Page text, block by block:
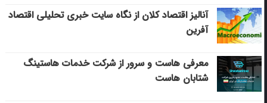
آنالیز اقتصاد کلان از نگاه سایت خبری تحلیلی اقتصاد
آفرین
معرفی هاست و سرور از شرکت خدمات هاستینگ
شتابان هاست